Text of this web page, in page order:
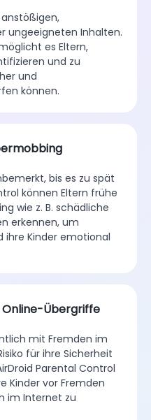
ungeeigneten Inhalten.
es Eltern,
und zu
und
können.
bis es zu spät
können Eltern frühe
wie z. B. schädliche
erkennen, um
ihre Kinder emotional
Übergriffe
mit Fremden im
für ihre Sicherheit
Parental Control
Kinder vor Fremden
im Internet zu